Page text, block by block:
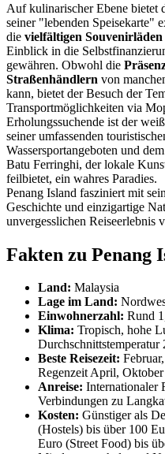
Auf kulinarischer Ebene bietet
seiner "lebenden Speisekarte"
die vielfältigen Souvenirläden
Einblick in die
gewähren. Obwohl die
Straßenhändlern von
kann, bietet der Besuch der
Transportmöglichkeiten via
Erholungssuchende ist der
seiner umfassenden
Wassersportangeboten und dem
Batu Ferringhi, der lokale
feilbietet, ein wahres Paradies.
Penang Island fasziniert mit
Geschichte und einzigartige
unvergesslichen Reiseerlebnis
Fakten zu Penang
Land: Malaysia
Lage im Land:
Einwohnerzahl: Rund
Klima: Tropisch, hohe
Durchschnittstemperatur
Beste Reisezeit:
Regenzeit April,
Anreise: Internationaler
Verbindungen zu
Kosten: Günstiger als
(Hostels) bis über 100
Euro (Street Food) bis